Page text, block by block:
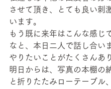
させて頂き、とても良い刺
います。
もう既に来年はこんな感じ
なと、本日二人で話し合い
やりたいことがたくさんあ
明日からは、写真の本棚の
と折りたたみローテーブル、